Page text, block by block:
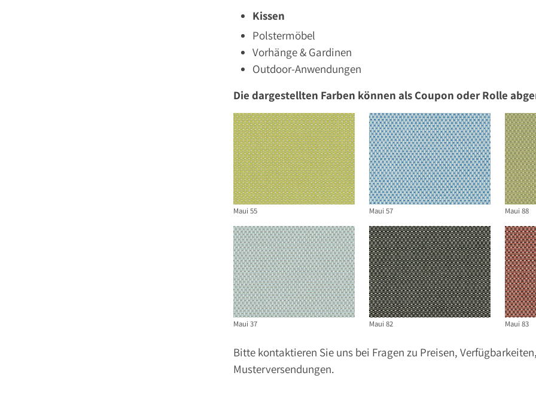
Maui 55 Maui 57 Maui 88
Maui 37 Maui 82 Maui 83
Kissen
Polstermöbel
Vorhänge & Gardinen
Outdoor-Anwendungen
Die dargestellten Farben können als Coupon oder Rolle
Bitte kontaktieren Sie uns bei Fragen zu Preisen,
Musterversendungen.